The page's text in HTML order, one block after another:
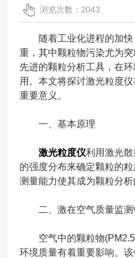
浏览次数：2043
随着工业化进程的加快
重，其中颗粒物污染尤为
先进的颗粒分析工具，在
用。本文将探讨激光粒度
重要意义。
一、基本原理
激光粒度仪利用激光
的强度分布来确定颗粒的
测量能力使其成为颗粒分析
二、激在空气质量监测
空气中的颗粒物(PM2.5
环境质量有着重要影响。